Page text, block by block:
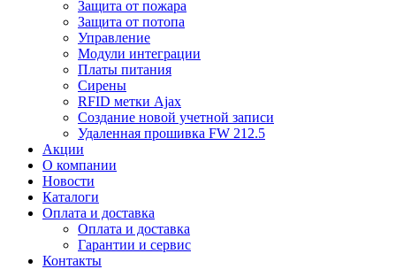
Защита от пожара
Защита от потопа
Управление
Модули интеграции
Платы питания
Сирены
RFID метки Ajax
Создание новой учетной записи
Удаленная прошивка FW 212.5
Акции
О компании
Новости
Каталоги
Оплата и доставка
Оплата и доставка
Гарантии и сервис
Контакты